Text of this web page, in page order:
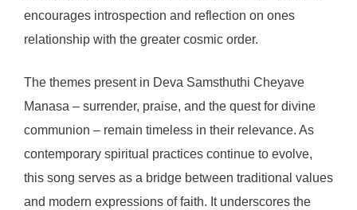
encourages introspection and reflection on ones
relationship with the greater cosmic order.
The themes present in Deva Samsthuthi Cheyave
Manasa – surrender, praise, and the quest for divine
communion – remain timeless in their relevance. As
contemporary spiritual practices continue to evolve,
this song serves as a bridge between traditional values
and modern expressions of faith. It underscores the